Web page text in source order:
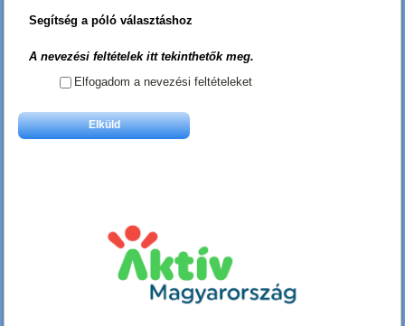
Segítség a póló választáshoz
A nevezési feltételek itt tekinthetők meg.
Elfogadom a nevezési feltételeket
Elküld